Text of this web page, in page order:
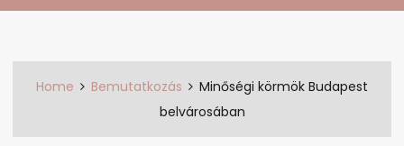
Home Bemutatkozás
Minőségi körmök Budapest
belvárosában